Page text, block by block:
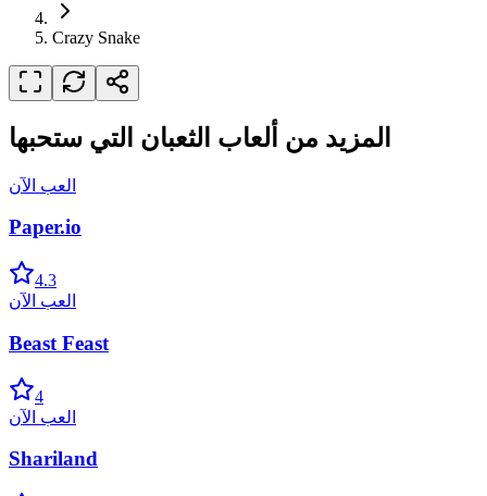
Crazy Snake
المزيد من ألعاب الثعبان التي ستحبها
العب الآن
Paper.io
4.3
العب الآن
Beast Feast
4
العب الآن
Shariland